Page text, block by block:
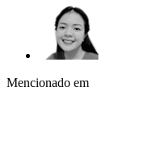
Mencionado em